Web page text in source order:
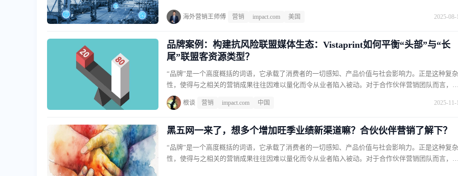
总支出达到了创纪录的136.3亿美元，相较2021年增长了49.8%。其中旅游行业表现尤为亮眼，支出占
比从5%提升至9%，并以高达19倍ROAS（广告支出回报率） 领跑所有行业。以票务平台为例，用户
海外营销王师傅 营销 impact.com 美国 2025-08-
品牌案例：构建抗风险联盟媒体生态：Vistaprint如何平衡“头部”与“长
尾”联盟客资源类型？
“品牌”是一个高度概括的词语，它承载了消费者的一切感知、产品价值与社会影响力。正是这种复杂
性，使得与之相关的营销成果往往因难以量化而令从业者陷入被动。对于合作伙伴营销团队而言，这
一挑战尤为突出。他们身处跨部门协作的枢纽，常被定位为“运营”而非“战略”角色，如何向上证明渠
道的长期战略价值，从而争取关键资源，是许多从业者的难题。全球知名设计与印刷电商Vistaprint
在短短六个月内，带领这个“战略性试点”实现了正向ROI。
根谈 营销 impact.com 中国 2025-11-
黑五网一来了，想多个增加旺季业绩新渠道嘛？合伙伙伴营销了解下？
“品牌”是一个高度概括的词语，它承载了消费者的一切感知、产品价值与社会影响力。正是这种复杂
性，使得与之相关的营销成果往往因难以量化而令从业者陷入被动。对于合作伙伴营销团队而言，这